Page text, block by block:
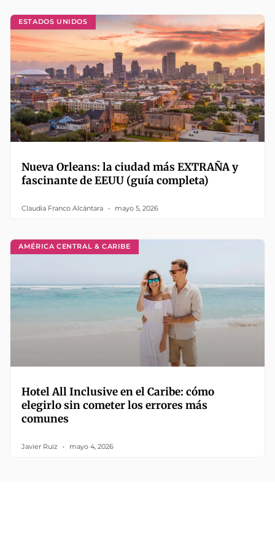
ESTADOS UNIDOS
Nueva Orleans: la ciudad más EXTRAÑA y
fascinante de EEUU (guía completa)
Claudia Franco Alcántara mayo 5, 2026
AMÉRICA CENTRAL & CARIBE
Hotel All Inclusive en el Caribe: cómo
elegirlo sin cometer los errores más
comunes
Javier Ruiz mayo 4, 2026